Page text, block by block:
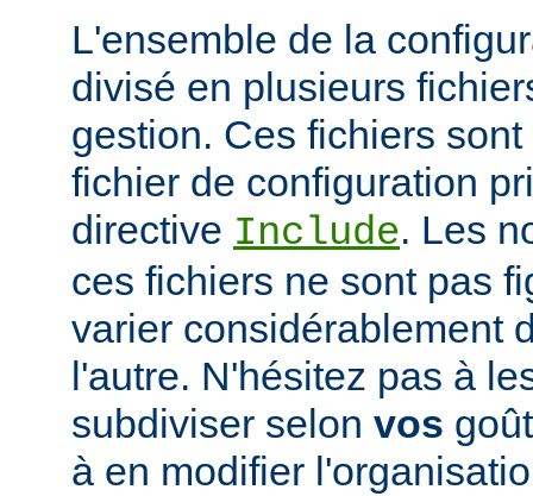
L'ensemble de la
divisé en plusieurs
gestion. Ces fichiers
fichier de configuration
directive Include. Les
ces fichiers ne sont pas
varier considérablement
l'autre. N'hésitez pas à
subdiviser selon vos
à en modifier